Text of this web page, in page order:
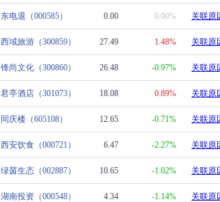
东电退（000585） 0.00 0.00% 关联原
西域旅游（300859） 27.49 1.48% 关联原
锋尚文化（300860） 26.48 -0.97% 关联原
君亭酒店（301073） 18.08 0.89% 关联原
同庆楼（605108） 12.65 -0.71% 关联原
西安饮食（000721） 6.47 -2.27% 关联原
绿茵生态（002887） 10.65 -1.02% 关联原
湖南投资（000548） 4.34 -1.14% 关联原